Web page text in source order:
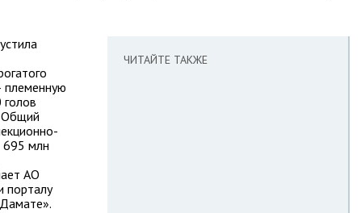
ЧИТАЙТЕ ТАКЖЕ
племенную
Общий
695 млн
АО
порталу